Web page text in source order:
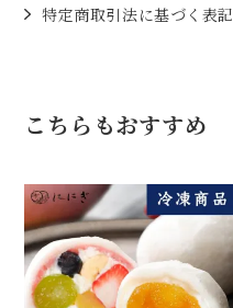
特定商取引法に基づく表記
こちらもおすすめ